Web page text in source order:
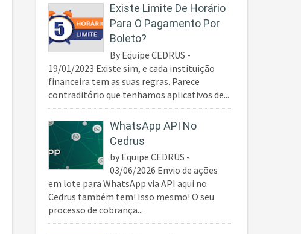
Existe Limite De Horário
Para O Pagamento Por
Boleto?
By Equipe CEDRUS -
19/01/2023 Existe sim, e cada instituição
financeira tem as suas regras. Parece
contraditório que tenhamos aplicativos de...
WhatsApp API No
Cedrus
by Equipe CEDRUS -
03/06/2026 Envio de ações
em lote para WhatsApp via API aqui no
Cedrus também tem! Isso mesmo! O seu
processo de cobrança...